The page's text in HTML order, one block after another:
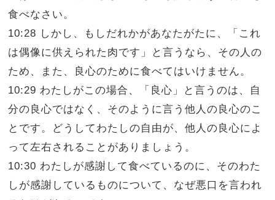
食べなさい。
10:28 しかし、もしだれかがあなたがたに、「これ
は偶像に供えられた肉です」と言うなら、その人の
ため、また、良心のために食べてはいけません。
10:29 わたしがこの場合、「良心」と言うのは、自
分の良心ではなく、そのように言う他人の良心のこ
とです。どうしてわたしの自由が、他人の良心によ
って左右されることがありましょう。
10:30 わたしが感謝して食べているのに、そのわた
しが感謝しているものについて、なぜ悪口を言われ